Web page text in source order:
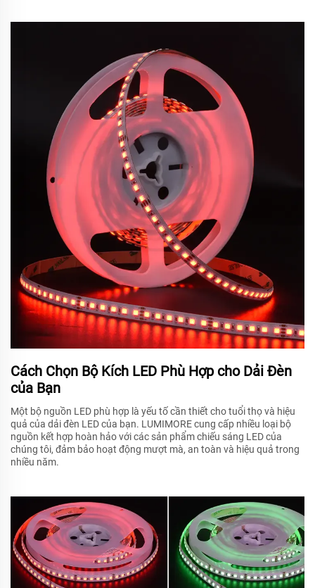
Cách Chọn Bộ Kích LED Phù Hợp cho Dải Đèn
của Bạn
Một bộ nguồn LED phù hợp là yếu tố cần thiết cho tuổi thọ và hiệu
quả của dải đèn LED của bạn. LUMIMORE cung cấp nhiều loại bộ
nguồn kết hợp hoàn hảo với các sản phẩm chiếu sáng LED của
chúng tôi, đảm bảo hoạt động mượt mà, an toàn và hiệu quả trong
nhiều năm.